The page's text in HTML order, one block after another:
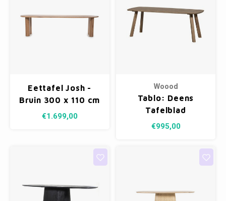
Eettafel Josh -
Bruin 300 x 110 cm
€1.699,00
Woood
Tablo: Deens
Tafelblad
Cashmere Brown -
€995,00